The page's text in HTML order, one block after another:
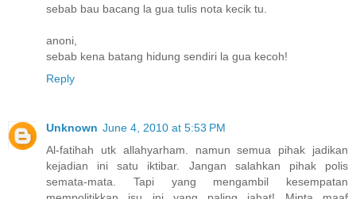
sebab bau bacang la gua tulis nota kecik tu.
anoni,
sebab kena batang hidung sendiri la gua kecoh!
Reply
Unknown June 4, 2010 at 5:53 PM
Al-fatihah utk allahyarham. namun semua pihak jadikan
kejadian ini satu iktibar. Jangan salahkan pihak polis
semata-mata. Tapi yang mengambil kesempatan